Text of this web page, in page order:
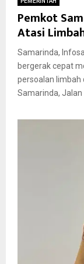
Pemkot
Atasi
Samarinda,
bergerak cepat
persoalan limbah
Samarinda, Jalan